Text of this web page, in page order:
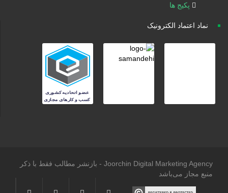
پکیج ها
نماد اعتماد الکترونیک
Joorchin Digital Marketing Agency - بازنشر مطالب فقط با ذکر
منبع مجاز می‌باشد